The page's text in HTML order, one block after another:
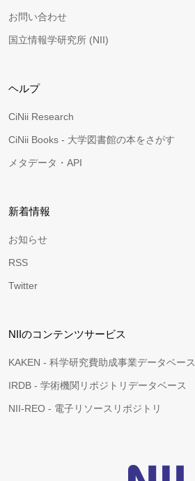
お問い合わせ
国立情報学研究所 (NII)
ヘルプ
CiNii Research
CiNii Books - 大学図書館の本をさがす
メタデータ・API
新着情報
お知らせ
RSS
Twitter
NIIのコンテンツサービス
KAKEN - 科学研究費助成事業データベース
IRDB - 学術機関リポジトリデータベース
NII-REO - 電子リソースリポジトリ